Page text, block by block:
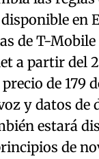
en
de T-Mobile
a partir del
de 179
y datos de
estará
de